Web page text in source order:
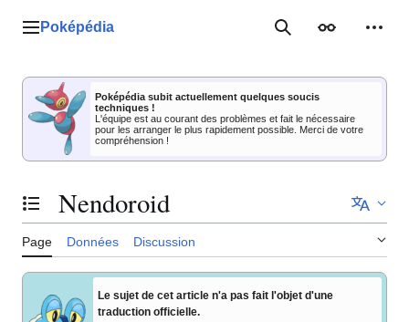
Menu principal
Poképédia RechercherApparence
Poképédia subit actuellement quelques soucis
techniques !
L'équipe est au courant des problèmes et fait le nécessaire
pour les arranger le plus rapidement possible. Merci de votre
compréhension !
Basculer la table des matières
Nendoroid
Page Données Discussion
Le sujet de cet article n'a pas fait l'objet d'une
traduction officielle.